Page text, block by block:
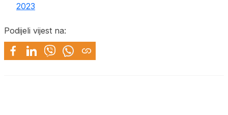
2023
Podijeli vijest na: